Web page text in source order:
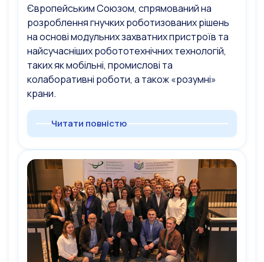
Європейським Союзом, спрямований на
розроблення гнучких роботизованих рішень
на основі модульних захватних пристроїв та
найсучасніших робототехнічних технологій,
таких як мобільні, промислові та
колаборативні роботи, а також «розумні»
крани.
Читати повністю